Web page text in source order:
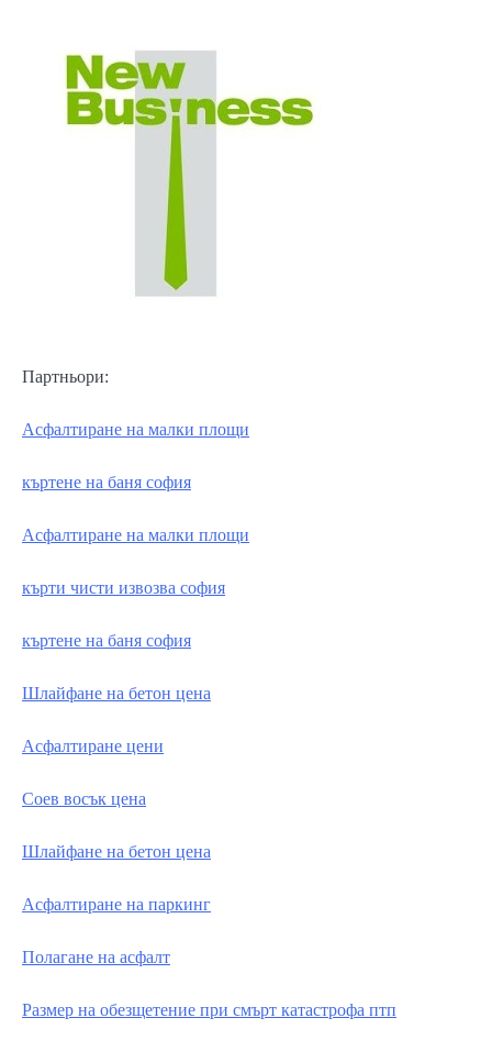
Партньори:
Асфалтиране на малки площи
къртене на баня софия
Асфалтиране на малки площи
кърти чисти извозва софия
къртене на баня софия
Шлайфане на бетон цена
Асфалтиране цени
Соев восък цена
Шлайфане на бетон цена
Асфалтиране на паркинг
Полагане на асфалт
Размер на обезщетение при смърт катастрофа птп